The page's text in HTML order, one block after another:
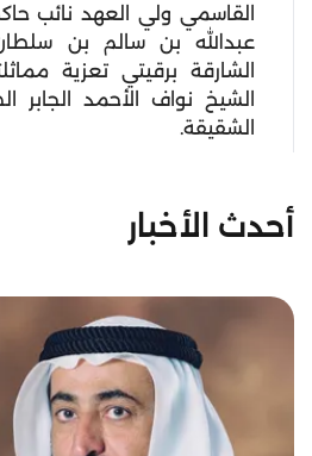
القاسمي ولي العهد نائب
عبدالله بن سالم بن
الشارقة برقيتي تعزية
الشيخ نواف الأحمد الجابر
الشقيقة.
أحدث الأخبار